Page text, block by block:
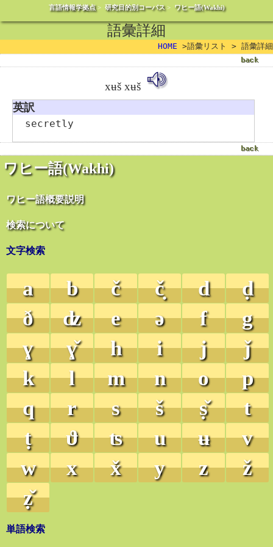
言語情報学拠点> 研究目的別コーパス> ワヒー語(Wakhi)
ワヒー語(Wakhi)
ワヒー語概要説明
検索について
文字検索
a b č č̣ d
ḍ
ð
ʣ e ə f
g
ɣ
ɣ̌ h i j
ǰ
k
l m n o
p
q
r s š ṣ̌
t
ṭ
ϑ ʦ u ʉ
v
w
x x̌ y z
ž
ẓ̌
単語検索
語彙詳細
HOME >語彙リスト > 語彙詳細
xʉš xʉš
英訳
secretly